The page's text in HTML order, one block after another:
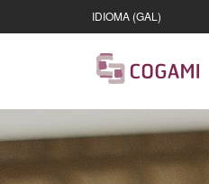
IDIOMA (GAL)